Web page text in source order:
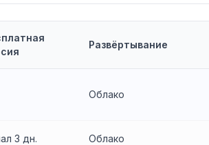
Развёртывание
Облако
3 дн. Облако